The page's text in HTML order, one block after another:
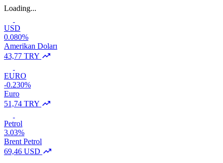
Loading...
USD
0.080%
Amerikan Doları
43,77 TRY
EURO
-0.230%
Euro
51,74 TRY
Petrol
3.03%
Brent Petrol
69,46 USD